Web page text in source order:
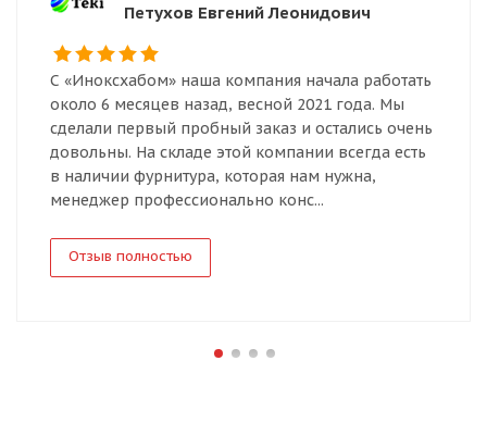
Петухов Евгений Леонидович
С «Иноксхабом» наша компания начала работать
около 6 месяцев назад, весной 2021 года. Мы
сделали первый пробный заказ и остались очень
довольны. На складе этой компании всегда есть
в наличии фурнитура, которая нам нужна,
менеджер профессионально конс...
Отзыв полностью